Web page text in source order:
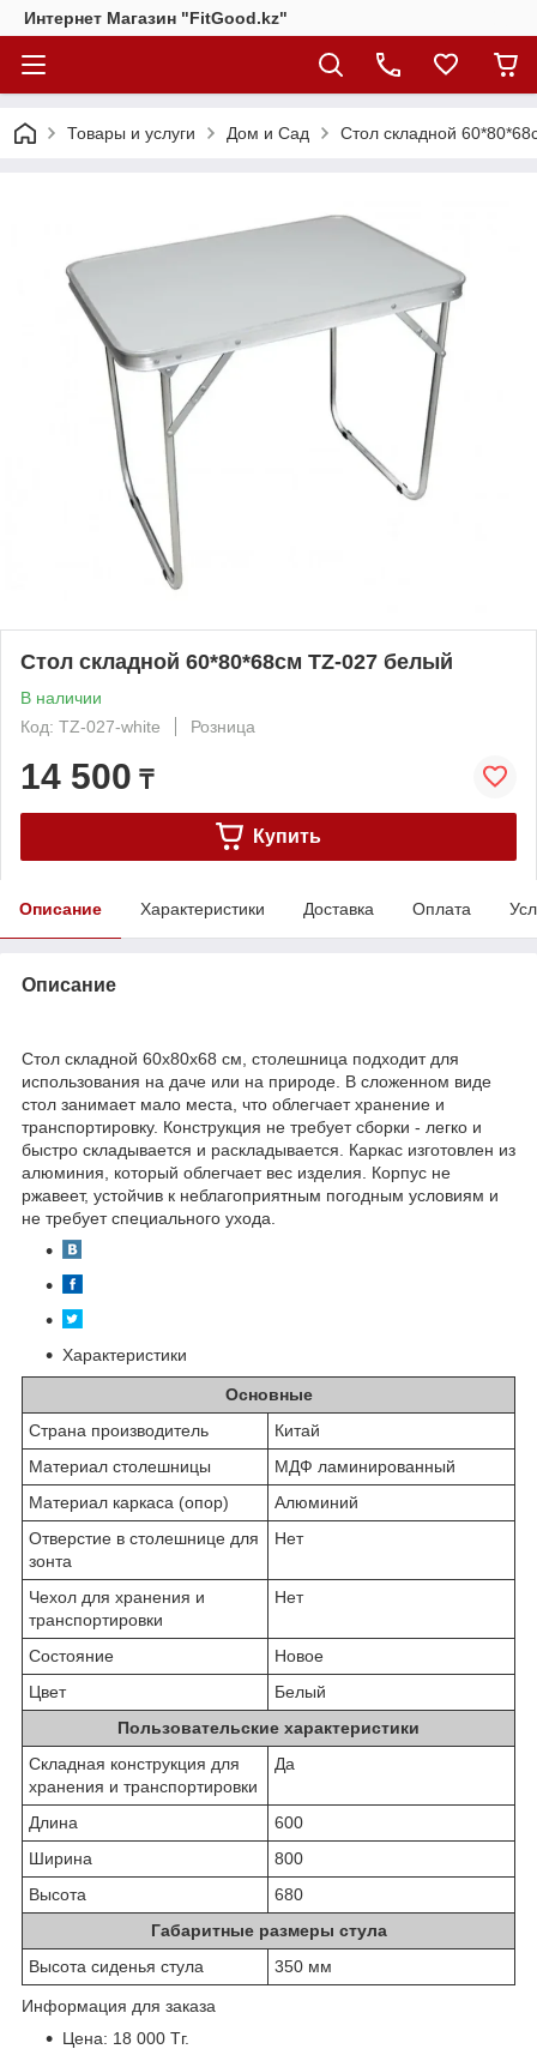
Интернет Магазин "FitGood.kz"
Товары и услуги Дом и Сад Стол складной
Стол складной 60*80*68см TZ-027 белый
В наличии
Код: TZ-027-white
Розница
14 500 ₸
Купить
Описание Характеристики Доставка Оплата
Описание
Стол складной 60х80х68 см, столешница подходит для
использования на даче или на природе. В сложенном виде
стол занимает мало места, что облегчает хранение и
транспортировку. Конструкция не требует сборки - легко и
быстро складывается и раскладывается. Каркас изготовлен из
алюминия, который облегчает вес изделия. Корпус не
ржавеет, устойчив к неблагоприятным погодным условиям и
не требует специального ухода.
Характеристики
Основные
Страна производитель
Китай
Материал столешницы
МДФ ламинированный
Материал каркаса (опор)
Алюминий
Отверстие в столешнице для
зонта
Нет
Чехол для хранения и
транспортировки
Нет
Состояние
Новое
Цвет
Белый
Пользовательские характеристики
Складная конструкция для
хранения и транспортировки
Да
Длина
600
Ширина
800
Высота
680
Габаритные размеры стула
Высота сиденья стула
350 мм
Информация для заказа
Цена: 18 000 Тг.